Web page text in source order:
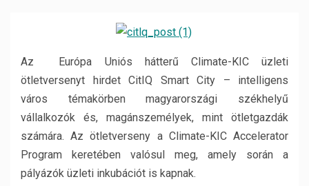
Az Európa Uniós hátterű Climate-KIC üzleti
ötletversenyt hirdet CitIQ Smart City – intelligens
város témakörben magyarországi székhelyű
vállalkozók és, magánszemélyek, mint ötletgazdák
számára. Az ötletverseny a Climate-KIC Accelerator
Program keretében valósul meg, amely során a
pályázók üzleti inkubációt is kapnak.